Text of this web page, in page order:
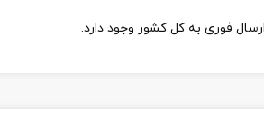
فوری به کل کشور وجود دارد.